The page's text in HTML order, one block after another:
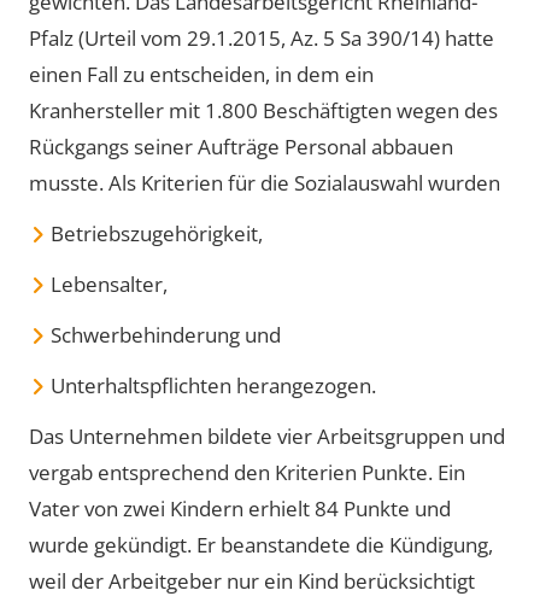
Pfalz (Urteil vom 29.1.2015, Az. 5 Sa 390/14) hatte
einen Fall zu entscheiden, in dem ein
Kranhersteller mit 1.800 Beschäftigten wegen des
Rückgangs seiner Aufträge Personal abbauen
musste. Als Kriterien für die Sozialauswahl wurden
Betriebszugehörigkeit,
Lebensalter,
Schwerbehinderung und
Unterhaltspflichten herangezogen.
Das Unternehmen bildete vier Arbeitsgruppen und
vergab entsprechend den Kriterien Punkte. Ein
Vater von zwei Kindern erhielt 84 Punkte und
wurde gekündigt. Er beanstandete die Kündigung,
weil der Arbeitgeber nur ein Kind berücksichtigt